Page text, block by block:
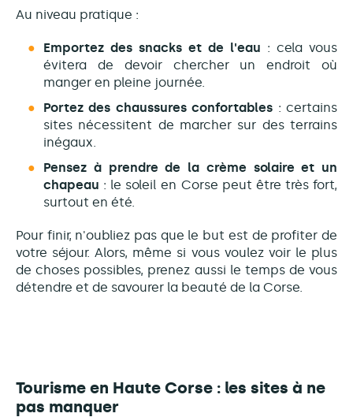
Au niveau pratique :
Emportez des snacks et de l'eau : cela vous
évitera de devoir chercher un endroit où
manger en pleine journée.
Portez des chaussures confortables : certains
sites nécessitent de marcher sur des terrains
inégaux.
Pensez à prendre de la crème solaire et un
chapeau : le soleil en Corse peut être très fort,
surtout en été.
Pour finir, n'oubliez pas que le but est de profiter de
votre séjour. Alors, même si vous voulez voir le plus
de choses possibles, prenez aussi le temps de vous
détendre et de savourer la beauté de la Corse.
Tourisme en Haute Corse : les sites à ne
pas manquer